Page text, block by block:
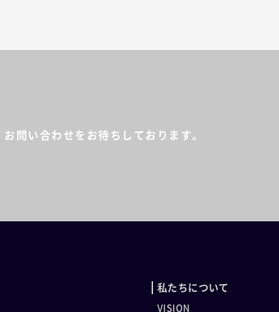
お問い合わせをお待ちしております。
私たちについて
VISION